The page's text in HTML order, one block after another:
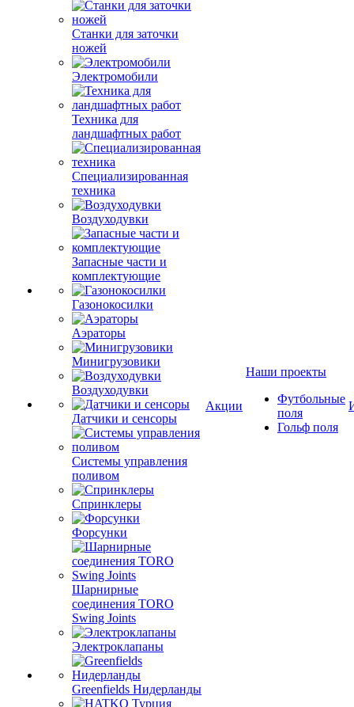
Станки для заточки
ножей
Электромобили
Техника для
ландшафтных работ
Специализированная
техника
Воздуходувки
Запасные части и
комплектующие
Газонокосилки
Аэраторы
Минигрузовики
Воздуходувки
Датчики и сенсоры
Системы управления
поливом
Спринклеры
Форсунки
Шарнирные
соединения TORO
Swing Joints
Электроклапаны
Greenfields Нидерланды
Акции
Наши проекты
Футбольные
поля
Гольф поля